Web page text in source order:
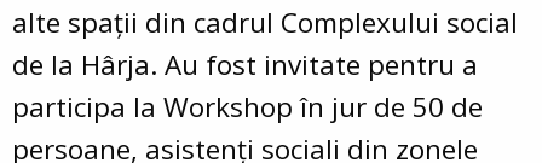
alte spații din cadrul Complexului social
de la Hârja. Au fost invitate pentru a
participa la Workshop în jur de 50 de
persoane, asistenți sociali din zonele